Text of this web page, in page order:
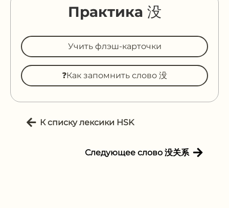
Практика 没
Учить флэш-карточки
❓Как запомнить слово 没
К списку лексики HSK
Следующее слово 没关系